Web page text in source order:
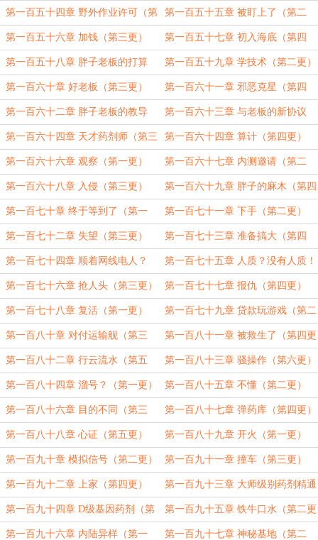
更） 更）
第一百五十四章 野外作业许可（第
一更）
第一百五十五章 被盯上了（第二
更）
第一百五十六章 加钱（第三更） 第一百五十七章 初入海底（第四
更）
第一百五十八章 胖子老板的打算
（第一更）
第一百五十九章 学技术（第二更）
第一百六十章 好老板（第三更） 第一百六十一章 邪恶克星（第四
更）
第一百六十二章 胖子老板的教导
（第一更）
第一百六十三章 与老板的新协议
（第二更）
第一百六十四章 天才药剂师（第三
更）
第一百六十四章 算计（第四更）
第一百六十六章 观察（第一更） 第一百六十七章 内测邀请（第二
更）
第一百六十八章 入侵（第三更） 第一百六十九章 胖子的麻木（第四
更）
第一百七十章 终于等到了（第一
更。）
第一百七十一章 下手（第二更）
第一百七十二章 失望（第三更） 第一百七十三章 准备搞大（第四
更）
第一百七十四章 顺着网线电人？
（第一更）
第一百七十五章 人质？没有人质！
（第二更）
第一百七十六章 抢人头（第三更） 第一百七十七章 报仇（第四更）
第一百七十八章 复活（第一更） 第一百七十九章 贷款玩游戏（第二
更）
第一百八十章 对付运输舰（第三
更）
第一百八十一章 被救生了（第四更
）
第一百八十二章 行云流水（第五
更）
第一百八十三章 骚操作（第六更）
第一百八十四章 溜号？（第一更） 第一百八十五章 不懂（第二更）
第一百八十六章 目的不同（第三
更）
第一百八十七章 弹药库（第四更）
第一百八十八章 心证（第五更） 第一百八十九章 开火（第一更）
第一百九十章 模拟信号（第二更） 第一百九十一章 撞车（第三更）
第一百九十二章 上家（第四更） 第一百九十三章 大师级别药剂精通
（第五更）
第一百九十四章 D级基因药剂（第
一更，4000字）
第一百九十五章 铁牛口水（第二更
四千字）
第一百九十六章 内陆异样（第一 第一百九十七章 神秘基地（第二